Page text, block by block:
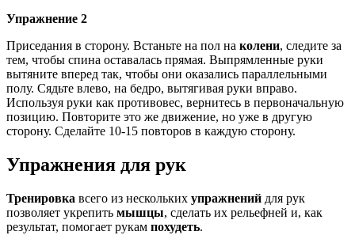
Упражнение 2
Приседания в сторону. Встаньте на пол на колени, следите за
тем, чтобы спина оставалась прямая. Выпрямленные руки
вытяните вперед так, чтобы они оказались параллельными
полу. Сядьте влево, на бедро, вытягивая руки вправо.
Используя руки как противовес, вернитесь в первоначальную
позицию. Повторите это же движение, но уже в другую
сторону. Сделайте 10-15 повторов в каждую сторону.
Упражнения для рук
Тренировка всего из нескольких упражнений для рук
позволяет укрепить мышцы, сделать их рельефней и, как
результат, помогает рукам похудеть.